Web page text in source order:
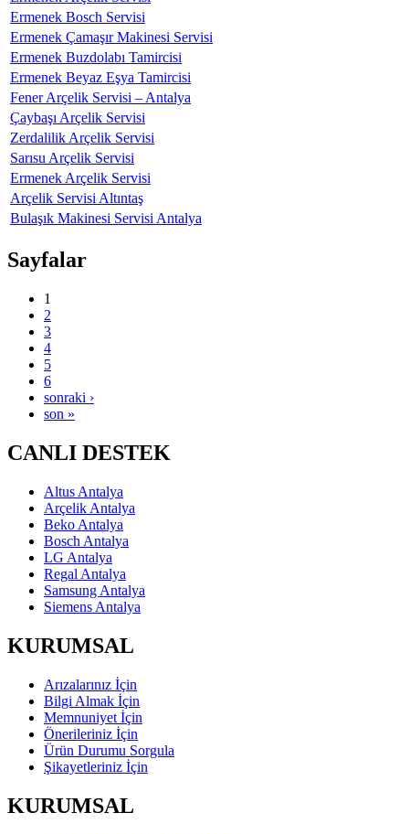
Ermenek Bosch Servisi
Ermenek Çamaşır Makinesi Servisi
Ermenek Buzdolabı Tamircisi
Ermenek Beyaz Eşya Tamircisi
Fener Arçelik Servisi – Antalya
Çaybaşı Arçelik Servisi
Zerdalilik Arçelik Servisi
Sarısu Arçelik Servisi
Ermenek Arçelik Servisi
Arçelik Servisi Altıntaş
Bulaşık Makinesi Servisi Antalya
Sayfalar
1
2
3
4
5
6
sonraki ›
son »
CANLI DESTEK
Altus Antalya
Arçelik Antalya
Beko Antalya
Bosch Antalya
LG Antalya
Regal Antalya
Samsung Antalya
Siemens Antalya
KURUMSAL
Arızalarınız İçin
Bilgi Almak İçin
Memnuniyet İçin
Önerileriniz İçin
Ürün Durumu Sorgula
Şikayetleriniz İçin
KURUMSAL